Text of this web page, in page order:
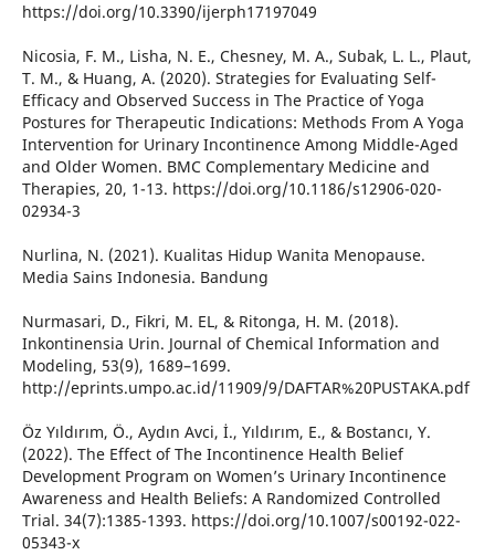
https://doi.org/10.3390/ijerph17197049
Nicosia, F. M., Lisha, N. E., Chesney, M. A., Subak, L. L., Plaut,
T. M., & Huang, A. (2020). Strategies for Evaluating Self-
Efficacy and Observed Success in The Practice of Yoga
Postures for Therapeutic Indications: Methods From A Yoga
Intervention for Urinary Incontinence Among Middle-Aged
and Older Women. BMC Complementary Medicine and
Therapies, 20, 1-13. https://doi.org/10.1186/s12906-020-
02934-3
Nurlina, N. (2021). Kualitas Hidup Wanita Menopause.
Media Sains Indonesia. Bandung
Nurmasari, D., Fikri, M. EL, & Ritonga, H. M. (2018).
Inkontinensia Urin. Journal of Chemical Information and
Modeling, 53(9), 1689–1699.
http://eprints.umpo.ac.id/11909/9/DAFTAR%20PUSTAKA.pdf
Öz Yıldırım, Ö., Aydın Avci, İ., Yıldırım, E., & Bostancı, Y.
(2022). The Effect of The Incontinence Health Belief
Development Program on Women’s Urinary Incontinence
Awareness and Health Beliefs: A Randomized Controlled
Trial. 34(7):1385-1393. https://doi.org/10.1007/s00192-022-
05343-x